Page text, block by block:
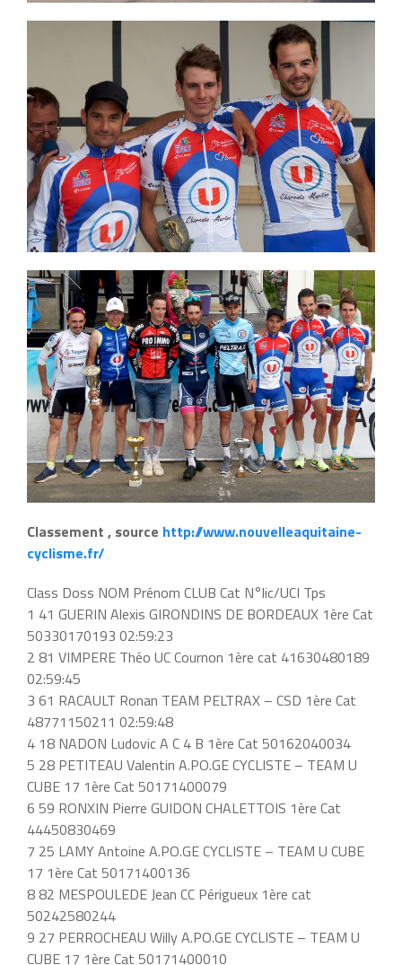
Classement , source http://www.nouvelleaquitaine-
cyclisme.fr/
Class Doss NOM Prénom CLUB Cat N°lic/UCI Tps
1 41 GUERIN Alexis GIRONDINS DE BORDEAUX 1ère Cat
50330170193 02:59:23
2 81 VIMPERE Théo UC Cournon 1ère cat 41630480189
02:59:45
3 61 RACAULT Ronan TEAM PELTRAX – CSD 1ère Cat
48771150211 02:59:48
4 18 NADON Ludovic A C 4 B 1ère Cat 50162040034
5 28 PETITEAU Valentin A.PO.GE CYCLISTE – TEAM U
CUBE 17 1ère Cat 50171400079
6 59 RONXIN Pierre GUIDON CHALETTOIS 1ère Cat
44450830469
7 25 LAMY Antoine A.PO.GE CYCLISTE – TEAM U CUBE
17 1ère Cat 50171400136
8 82 MESPOULEDE Jean CC Périgueux 1ère cat
50242580244
9 27 PERROCHEAU Willy A.PO.GE CYCLISTE – TEAM U
CUBE 17 1ère Cat 50171400010